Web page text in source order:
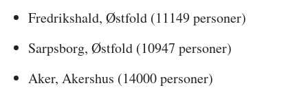
Fredrikshald, Østfold (11149 personer)
Sarpsborg, Østfold (10947 personer)
Aker, Akershus (14000 personer)